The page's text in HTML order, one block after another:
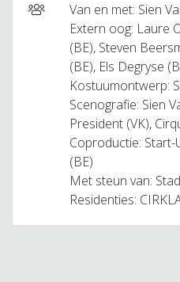
Van en met: Sien
Extern oog: Laure
(BE), Steven
(BE), Els Degryse
Kostuumontwerp:
Scenografie: Sien
President (VK),
Coproductie: Start-
(BE)
Met steun van:
Residenties: